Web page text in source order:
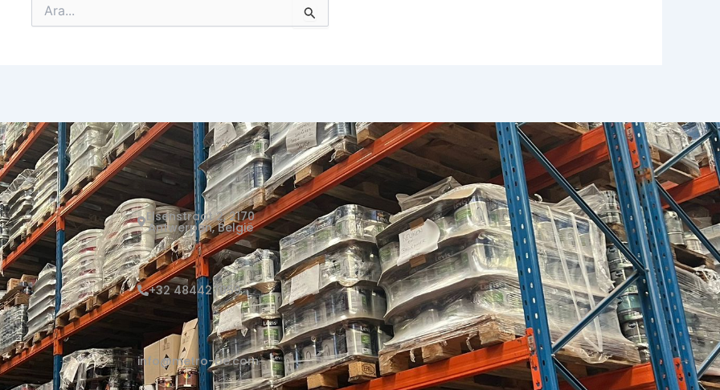
Search
for:
Elsenstraat 2, 2170
Antwerpen, België
+32 484427059
info@metro-be.com